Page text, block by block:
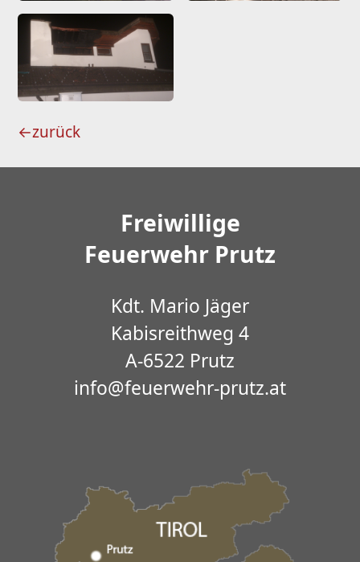
←zurück
Freiwillige
Feuerwehr Prutz
Kdt. Mario Jäger
Kabisreithweg 4
A-6522 Prutz
info@feuerwehr-prutz.at